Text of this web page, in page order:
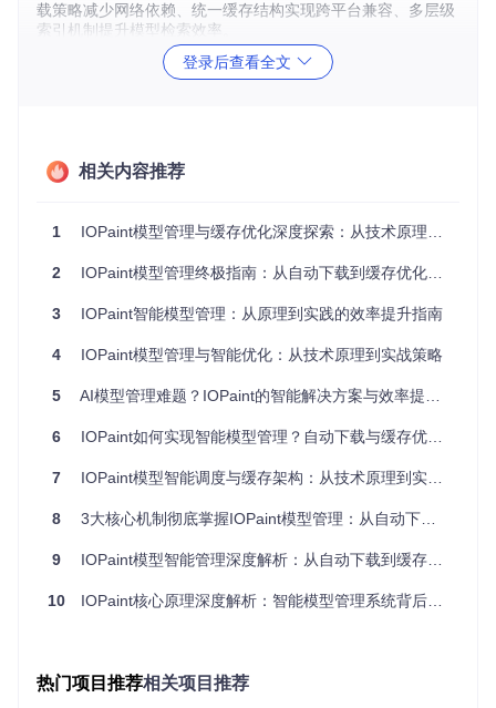
载策略减少网络依赖、统一缓存结构实现跨平台兼容、多层级
索引机制提升模型检索效率。
核心机制：技术架构与实现原理
重保障机制。首先，通过
vision=main）。其次，系统采用基于文件分片的断点续传策
缺失部分。
downloaded_path = handle_from_pretrained_exceptions(
DiffusionPipeline.download,
这种实现不仅提高了下载成功率，还显著降低了重复下载带来
传机制可减少约70%的无效流量。
路径映射与多维度缓存结构
模型缓存系统采用三级目录结构，核心定义在 iopaint/cons
t.py
的DEFAULT_MODEL_DIR常量中。系统默认使用XDG_CAC
置。缓存目录下按模型类型分为 stable_diffusion/和stab
登录后查看全文
相关内容推荐
1 IOPaint模型管理与缓存优化深度探索：从技术原理到实践策略
2 IOPaint模型管理终极指南：从自动下载到缓存优化的完整解决方案
3 IOPaint智能模型管理：从原理到实践的效率提升指南
4 IOPaint模型管理与智能优化：从技术原理到实战策略
5 AI模型管理难题？IOPaint的智能解决方案与效率提升指南
6 IOPaint如何实现智能模型管理？自动下载与缓存优化全攻略
7 IOPaint模型智能调度与缓存架构：从技术原理到实战优化
8 3大核心机制彻底掌握IOPaint模型管理：从自动下载到缓存优化全攻略
9 IOPaint模型智能管理深度解析：从自动下载到缓存优化的效率提升指南
10 IOPaint核心原理深度解析：智能模型管理系统背后的技术揭秘
热门项目推荐相关项目推荐